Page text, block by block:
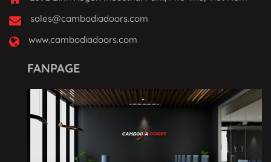
sales@cambodiadoors.com
www.cambodiadoors.com
FANPAGE